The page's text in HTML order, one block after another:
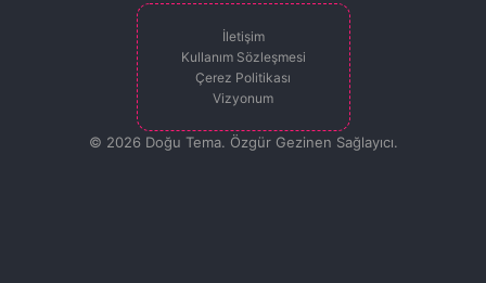
İletişim
Kullanım Sözleşmesi
Çerez Politikası
Vizyonum
© 2026 Doğu Tema. Özgür Gezinen Sağlayıcı.